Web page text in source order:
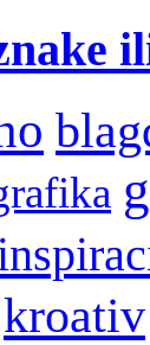
kroativ